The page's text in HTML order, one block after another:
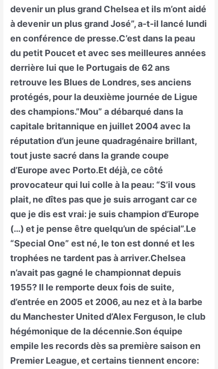
devenir un plus grand Chelsea et ils m’ont aidé
à devenir un plus grand José”, a-t-il lancé lundi
en conférence de presse.C’est dans la peau
du petit Poucet et avec ses meilleures années
derrière lui que le Portugais de 62 ans
retrouve les Blues de Londres, ses anciens
protégés, pour la deuxième journée de Ligue
des champions.”Mou” a débarqué dans la
capitale britannique en juillet 2004 avec la
réputation d’un jeune quadragénaire brillant,
tout juste sacré dans la grande coupe
d’Europe avec Porto.Et déjà, ce côté
provocateur qui lui colle à la peau: “S’il vous
plait, ne dîtes pas que je suis arrogant car ce
que je dis est vrai: je suis champion d’Europe
(…) et je pense être quelqu’un de spécial”.Le
“Special One” est né, le ton est donné et les
trophées ne tardent pas à arriver.Chelsea
n’avait pas gagné le championnat depuis
1955? Il le remporte deux fois de suite,
d’entrée en 2005 et 2006, au nez et à la barbe
du Manchester United d’Alex Ferguson, le club
hégémonique de la décennie.Son équipe
empile les records dès sa première saison en
Premier League, et certains tiennent encore: